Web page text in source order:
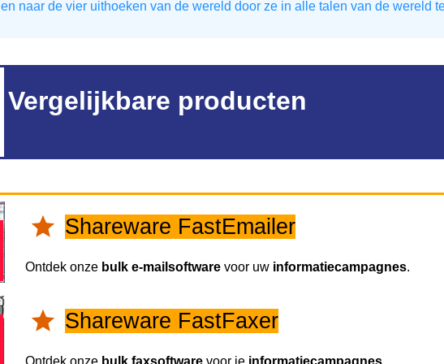
naar de vier uithoeken van de wereld door ze in alle talen van de wereld
Vergelijkbare producten
Shareware FastEmailer
Ontdek onze bulk e-mailsoftware voor uw informatiecampagnes.
Shareware FastFaxer
Ontdek onze bulk faxsoftware voor je informatiecampagnes